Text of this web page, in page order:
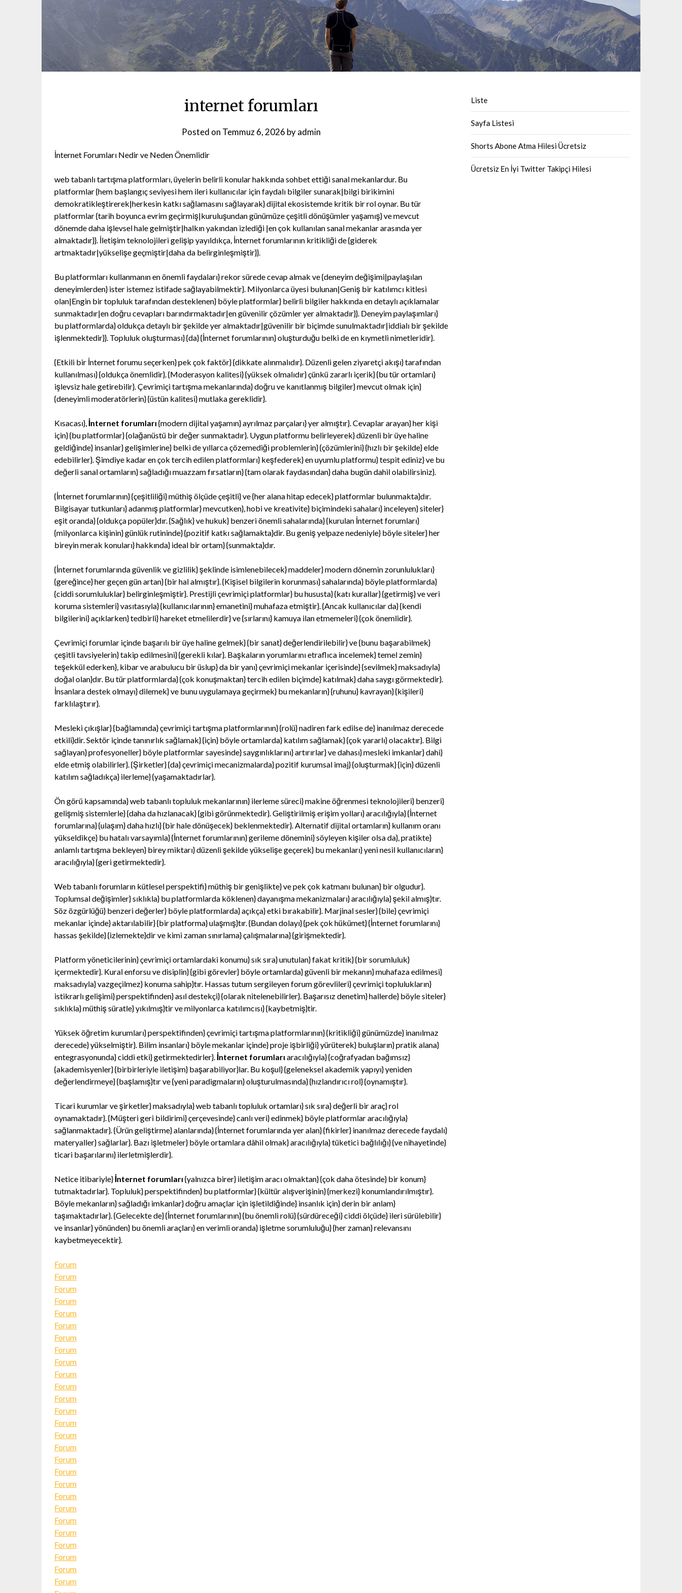
internet forumları
Posted on Temmuz 6, 2026 byadmin
İnternet Forumları Nedir ve Neden Önemlidir
web tabanlı tartışma platformları, üyelerin belirli konular hakkında sohbet ettiği sanal mekanlardur. Bu
platformlar {hem başlangıç seviyesi hem ileri kullanıcılar için faydalı bilgiler sunarak|bilgi birikimini
demokratikleştirerek|herkesin katkı sağlamasını sağlayarak} dijital ekosistemde kritik bir rol oynar. Bu tür
platformlar {tarih boyunca evrim geçirmiş|kuruluşundan günümüze çeşitli dönüşümler yaşamış} ve mevcut
dönemde daha işlevsel hale gelmiştir|halkın yakından izlediği |en çok kullanılan sanal mekanlar arasında yer
almaktadır}}. İletişim teknolojileri gelişip yayıldıkça, İnternet forumlarının kritikliği de {giderek
artmaktadır|yükselişe geçmiştir|daha da belirginleşmiştir}}.
Bu platformları kullanmanın en önemli faydaları} rekor sürede cevap almak ve {deneyim değişimi|paylaşılan
deneyimlerden} ister istemez istifade sağlayabilmektir}. Milyonlarca üyesi bulunan|Geniş bir katılımcı kitlesi
olan|Engin bir topluluk tarafından desteklenen} böyle platformlar} belirli bilgiler hakkında en detaylı açıklamalar
sunmaktadır|en doğru cevapları barındırmaktadır|en güvenilir çözümler yer almaktadır}}. Deneyim paylaşımları}
bu platformlarda} oldukça detaylı bir şekilde yer almaktadır|güvenilir bir biçimde sunulmaktadır|iddialı bir şekilde
işlenmektedir}}. Topluluk oluşturması} {da} {İnternet forumlarının} oluşturduğu belki de en kıymetli nimetleridir}.
{Etkili bir İnternet forumu seçerken} pek çok faktör} {dikkate alınmalıdır}. Düzenli gelen ziyaretçi akışı} tarafından
kullanılması} {oldukça önemlidir}. {Moderasyon kalitesi} {yüksek olmalıdır} çünkü zararlı içerik} {bu tür ortamları}
işlevsiz hale getirebilir}. Çevrimiçi tartışma mekanlarında} doğru ve kanıtlanmış bilgiler} mevcut olmak için}
{deneyimli moderatörlerin} {üstün kalitesi} mutlaka gereklidir}.
Kısacası}, İnternet forumları {modern dijital yaşamın} ayrılmaz parçaları} yer almıştır}. Cevaplar arayan} her kişi
için} {bu platformlar} {olağanüstü bir değer sunmaktadır}. Uygun platformu belirleyerek} düzenli bir üye haline
geldiğinde} insanlar} gelişimlerine} belki de yıllarca çözemediği problemlerin} {çözümlerini} {hızlı bir şekilde} elde
edebilirler}. Şimdiye kadar en çok tercih edilen platformları} keşfederek} en uyumlu platformu} tespit ediniz} ve bu
değerli sanal ortamların} sağladığı muazzam fırsatların} {tam olarak faydasından} daha bugün dahil olabilirsiniz}.
{İnternet forumlarının} {çeşitliliği} müthiş ölçüde çeşitli} ve {her alana hitap edecek} platformlar bulunmakta}dır.
Bilgisayar tutkunları} adanmış platformlar} mevcutken}, hobi ve kreativite} biçimindeki sahaları} inceleyen} siteler}
eşit oranda} {oldukça popüler}dır. {Sağlık} ve hukuk} benzeri önemli sahalarında} {kurulan İnternet forumları}
{milyonlarca kişinin} günlük rutininde} {pozitif katkı sağlamakta}dir. Bu geniş yelpaze nedeniyle} böyle siteler} her
bireyin merak konuları} hakkında} ideal bir ortam} {sunmakta}dır.
{İnternet forumlarında güvenlik ve gizlilik} şeklinde isimlenebilecek} maddeler} modern dönemin zorunlulukları}
{gereğince} her geçen gün artan} {bir hal almıştır}. {Kişisel bilgilerin korunması} sahalarında} böyle platformlarda}
{ciddi sorumluluklar} belirginleşmiştir}. Prestijli çevrimiçi platformlar} bu hususta} {katı kurallar} {getirmiş} ve veri
koruma sistemleri} vasıtasıyla} {kullanıcılarının} emanetini} muhafaza etmiştir}. {Ancak kullanıcılar da} {kendi
bilgilerini} açıklarken} tedbirli} hareket etmelilerdir} ve {sırlarını} kamuya ilan etmemeleri} {çok önemlidir}.
Çevrimiçi forumlar içinde başarılı bir üye haline gelmek} {bir sanat} değerlendirilebilir} ve {bunu başarabilmek}
çeşitli tavsiyelerin} takip edilmesini} {gerekli kılar}. Başkaların yorumlarını etraflıca incelemek} temel zemin}
teşekkül ederken}, kibar ve arabulucu bir üslup} da bir yanı} çevrimiçi mekanlar içerisinde} {sevilmek} maksadıyla}
doğal olan}dır. Bu tür platformlarda} {çok konuşmaktan} tercih edilen biçimde} katılmak} daha saygı görmektedir}.
İnsanlara destek olmayı} dilemek} ve bunu uygulamaya geçirmek} bu mekanların} {ruhunu} kavrayan} {kişileri}
farklılaştırır}.
Mesleki çıkışlar} {bağlamında} çevrimiçi tartışma platformlarının} {rolü} nadiren fark edilse de} inanılmaz derecede
etkili}dir. Sektör içinde tanınırlık sağlamak} {için} böyle ortamlarda} katılım sağlamak} {çok yararlı} olacaktır}. Bilgi
sağlayan} profesyoneller} böyle platformlar sayesinde} saygınlıklarını} artırırlar} ve dahası} mesleki imkanlar} dahi}
elde etmiş olabilirler}. {Şirketler} {da} çevrimiçi mecanizmalarda} pozitif kurumsal imaj} {oluşturmak} {için} düzenli
katılım sağladıkça} ilerleme} {yaşamaktadırlar}.
Ön görü kapsamında} web tabanlı topluluk mekanlarının} ilerleme süreci} makine öğrenmesi teknolojileri} benzeri}
gelişmiş sistemlerle} {daha da hızlanacak} {gibi görünmektedir}. Geliştirilmiş erişim yolları} aracılığıyla} {İnternet
forumlarına} {ulaşım} daha hızlı} {bir hale dönüşecek} beklenmektedir}. Alternatif dijital ortamların} kullanım oranı
yükseldikçe} bu hatalı varsayımla} {İnternet forumlarının} gerileme dönemini} söyleyen kişiler olsa da}, pratikte}
anlamlı tartışma bekleyen} birey miktarı} düzenli şekilde yükselişe geçerek} bu mekanları} yeni nesil kullanıcıların}
aracılığıyla} {geri getirmektedir}.
Web tabanlı forumların kütlesel perspektifi} müthiş bir genişlikte} ve pek çok katmanı bulunan} bir olgudur}.
Toplumsal değişimler} sıklıkla} bu platformlarda köklenen} dayanışma mekanizmaları} aracılığıyla} şekil almış}tır.
Söz özgürlüğü} benzeri değerler} böyle platformlarda} açıkça} etki bırakabilir}. Marjinal sesler} {bile} çevrimiçi
mekanlar içinde} aktarılabilir} {bir platforma} ulaşmış}tır. {Bundan dolayı} {pek çok hükümet} {İnternet forumlarını}
hassas şekilde} {izlemekte}dir ve kimi zaman sınırlama} çalışmalarına} {girişmektedir}.
Platform yöneticilerinin} çevrimiçi ortamlardaki konumu} sık sıra} unutulan} fakat kritik} {bir sorumluluk}
içermektedir}. Kural enforsu ve disiplin} {gibi görevler} böyle ortamlarda} güvenli bir mekanın} muhafaza edilmesi}
maksadıyla} vazgeçilmez} konuma sahip}tır. Hassas tutum sergileyen forum görevlileri} çevrimiçi toplulukların}
istikrarlı gelişimi} perspektifinden} asıl destekçi} {olarak nitelenebilirler}. Başarısız denetim} hallerde} böyle siteler}
sıklıkla} müthiş süratle} yıkılmış}tir ve milyonlarca katılımcısı} {kaybetmiş}tir.
Yüksek öğretim kurumları} perspektifinden} çevrimiçi tartışma platformlarının} {kritikliği} günümüzde} inanılmaz
derecede} yükselmiştir}. Bilim insanları} böyle mekanlar içinde} proje işbirliği} yürüterek} buluşların} pratik alana}
entegrasyonunda} ciddi etki} getirmektedirler}. İnternet forumları aracılığıyla} {coğrafyadan bağımsız}
{akademisyenler} {birbirleriyle iletişim} başarabiliyor}lar. Bu koşul} {geleneksel akademik yapıyı} yeniden
değerlendirmeye} {başlamış}tır ve {yeni paradigmaların} oluşturulmasında} {hızlandırıcı rol} {oynamıştır}.
Ticari kurumlar ve şirketler} maksadıyla} web tabanlı topluluk ortamları} sık sıra} değerli bir araç} rol
oynamaktadır}. {Müşteri geri bildirimi} çerçevesinde} canlı veri} edinmek} böyle platformlar aracılığıyla}
sağlanmaktadır}. {Ürün geliştirme} alanlarında} {İnternet forumlarında yer alan} {fikirler} inanılmaz derecede faydalı}
materyaller} sağlarlar}. Bazı işletmeler} böyle ortamlara dâhil olmak} aracılığıyla} tüketici bağlılığı} {ve nihayetinde}
ticari başarılarını} ilerletmişlerdir}.
Netice itibariyle} İnternet forumları {yalnızca birer} iletişim aracı olmaktan} {çok daha ötesinde} bir konum}
tutmaktadırlar}. Topluluk} perspektifinden} bu platformlar} {kültür alışverişinin} {merkezi} konumlandırılmıştır}.
Böyle mekanların} sağladığı imkanlar} doğru amaçlar için işletildiğinde} insanlık için} derin bir anlam}
taşımaktadırlar}. {Gelecekte de} {İnternet forumlarının} {bu önemli rolü} {sürdüreceği} ciddi ölçüde} ileri sürülebilir}
ve insanlar} yönünden} bu önemli araçları} en verimli oranda} işletme sorumluluğu} {her zaman} relevansını
kaybetmeyecektir}.
Forum
Forum
Forum
Forum
Forum
Forum
Forum
Forum
Forum
Forum
Forum
Forum
Forum
Forum
Forum
Forum
Forum
Forum
Forum
Forum
Forum
Forum
Forum
Forum
Forum
Forum
Forum
Liste
Sayfa Listesi
Shorts Abone Atma Hilesi Ücretsiz
Ücretsiz En İyi Twitter Takipçi Hilesi